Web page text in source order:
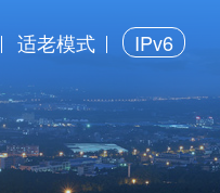
适老模式 IPv6